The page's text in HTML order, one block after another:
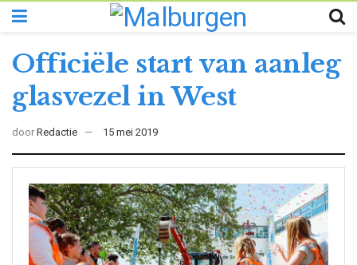
Officiële start van aanleg
glasvezel in West
door Redactie 15 mei 2019